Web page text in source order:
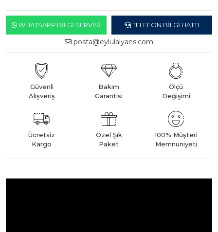
WHATSAPP BILGI SERVISI TELEFON BILGI HATTI
posta@eylulalyans.com
Güvenli
Alışveriş
Bakım
Garantisi
Ölçü
Değişimi
Ücretsiz
Kargo
Özel Şık
Paket
100% Müşteri
Memnuniyeti